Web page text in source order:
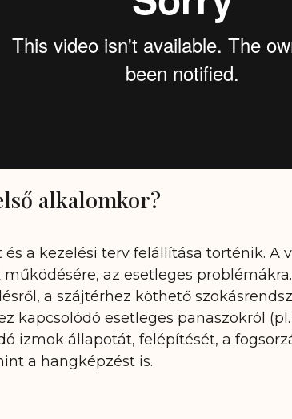
alkalomkor?
a kezelési terv felállítása történik. A
az esetleges
a szájtérhez köthető
kapcsolódó esetleges panaszokról
izmok állapotát, felépítését, a
a hangképzést is.